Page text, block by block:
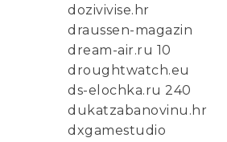
dozivivise.hr
draussen-magazin
dream-air.ru 10
droughtwatch.eu
ds-elochka.ru 240
dukatzabanovinu.hr
dxgamestudio